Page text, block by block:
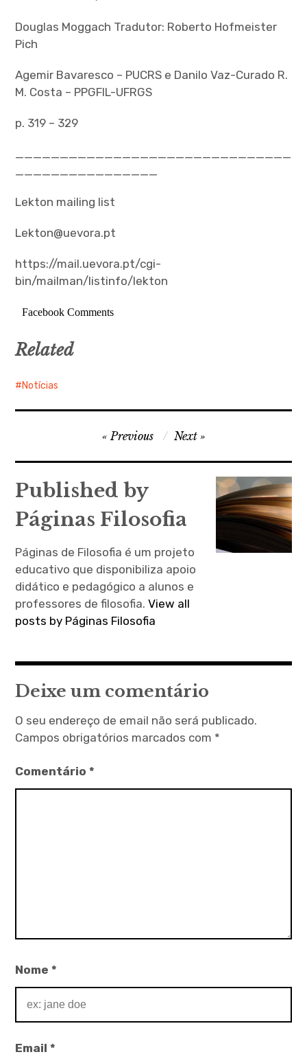
Douglas Moggach Tradutor: Roberto Hofmeister
Pich
Agemir Bavaresco – PUCRS e Danilo Vaz-Curado R.
M. Costa – PPGFIL-UFRGS
p. 319 – 329
_______________________________
________________
Lekton mailing list
Lekton@uevora.pt
https://mail.uevora.pt/cgi-
bin/mailman/listinfo/lekton
Facebook Comments
Related
Notícias
Navegação
de
artigos
Previous Next
Published by
Páginas Filosofia
Páginas de Filosofia é um projeto
educativo que disponibiliza apoio
didático e pedagógico a alunos e
professores de filosofia.View all
posts by Páginas Filosofia
Deixe um comentário
O seu endereço de email não será publicado.
Campos obrigatórios marcados com *
Comentário*
Nome*
Email*